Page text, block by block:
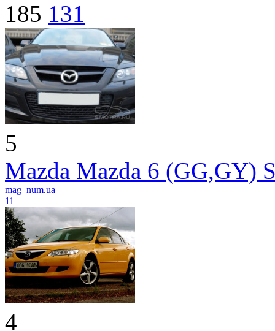
185 131
5
Mazda Mazda 6 (GG,GY)
mag_num.ua
11
4